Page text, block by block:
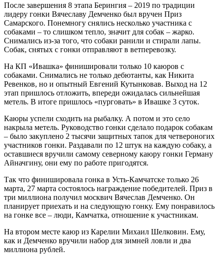
После завершения 8 этапа Берингия – 2019 по традиции
лидеру гонки Вячеславу Демченко был вручен Приз
Самарского. Понемногу снялись несколько участника с
собаками – то слишком тепло, значит для собак – жарко.
Снимались из-за того, что собаки ранили и стирали лапы.
Собак, снятых с гонки отправляют в ветперевозку.
На КП «Ивашка» финишировали только 10 каюров с
собаками. Снимались не только дебютанты, как Никита
Ревенков, но и опытный Евгений Кутынковав. Выход на 12
этап пришлось отложить, впереди ожидалась сильнейшая
метель. В итоге пришлось «пурговать» в Ивашке 3 суток.
Каюры успели сходить на рыбалку. А потом и это село
накрыла метель. Руководство гонки сделало подарок собакам
– было закуплено 2 тысячи защитных тапок для четвероногих
участников гонки. Раздавали по 12 штук на каждую собаку, а
оставшиеся вручили самому северному каюру гонки Герману
Айначгину, они ему по работе пригодятся.
Так что финишировала гонка в Усть-Камчатске только 26
марта, 27 марта состоялось награждение победителей. Приз в
три миллиона получил москвич Вячеслав Демченко. Он
планирует приехать и на следующую гонку. Ему понравилось
на гонке все – люди, Камчатка, отношение к участникам.
На втором месте каюр из Карелии Михаил Шелковин. Ему,
как и Демченко вручили набор для зимней ловли и два
миллиона рублей.